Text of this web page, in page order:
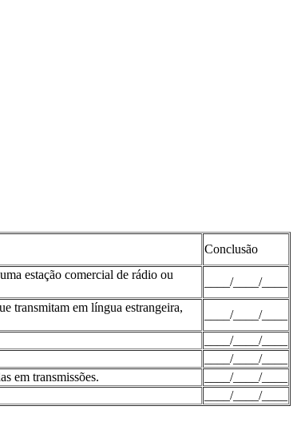
Conclusão
estação comercial de rádio ou
____/____/____
transmitam em língua estrangeira,
____/____/____
____/____/____
____/____/____
em transmissões.
____/____/____
____/____/____